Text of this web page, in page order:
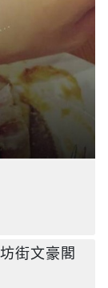
街文豪閣